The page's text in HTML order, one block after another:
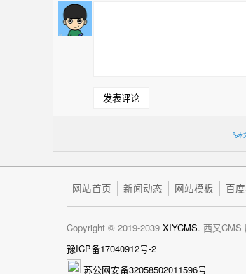
本
网站首页 新闻动态 网站模板 百
Copyright © 2019-2039XIYCMS. 西又CMS
豫ICP备17040912号-2
苏公网安备32058502011596号